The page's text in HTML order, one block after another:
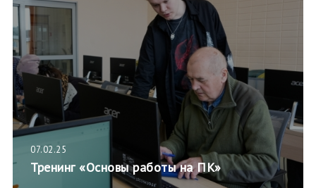
07.02.25
Тренинг «Основы работы на ПК»